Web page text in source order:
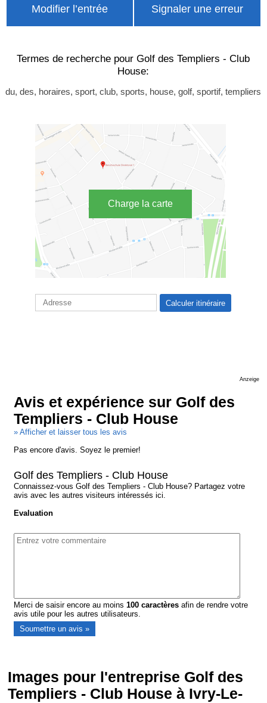
Modifier l’entrée Signaler une erreur
Termes de recherche pour Golf des Templiers - Club
House:
du, des, horaires, sport, club, sports, house, golf, sportif, templiers
Charge la carte
Anzeige
Avis et expérience sur Golf des
Templiers - Club House
» Afficher et laisser tous les avis
Pas encore d'avis. Soyez le premier!
Golf des Templiers - Club House
Connaissez-vous Golf des Templiers - Club House? Partagez votre
avis avec les autres visiteurs intéressés ici.
Evaluation
Merci de saisir encore au moins100 caractères afin de rendre votre
avis utile pour les autres utilisateurs.
Images pour l'entreprise Golf des
Templiers - Club House à Ivry-Le-